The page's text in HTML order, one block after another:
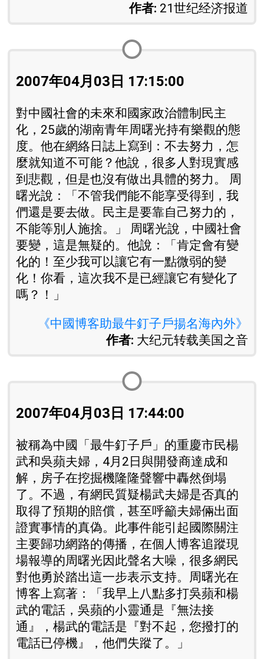
作者: 21世纪经济报道
2007年04月03日 17:15:00
對中國社會的未來和國家政治體制民主
化，25歲的湖南青年周曙光持有樂觀的態
度。他在網絡日誌上寫到：不去努力，怎
麼就知道不可能？他說，很多人對現實感
到悲觀，但是也沒有做出具體的努力。 周
曙光說：「不管我們能不能享受得到，我
們還是要去做。民主是要靠自己努力的，
不能等別人施捨。」 周曙光說，中國社會
要變，這是無疑的。他說：「肯定會有變
化的！至少我可以讓它有一點微弱的變
化！你看，這次我不是已經讓它有變化了
嗎？！」
《中國博客助最牛釘子戶揚名海內外》
作者: 大纪元转载美国之音
2007年04月03日 17:44:00
被稱為中國「最牛釘子戶」的重慶市民楊
武和吳蘋夫婦，4月2日與開發商達成和
解，房子在挖掘機隆隆聲響中轟然倒塌
了。不過，有網民質疑楊武夫婦是否真的
取得了預期的賠償，甚至呼籲夫婦倆出面
證實事情的真偽。此事件能引起國際關注
主要歸功網路的傳播，在個人博客追蹤現
場報導的周曙光因此聲名大噪，很多網民
對他勇於踏出這一步表示支持。周曙光在
博客上寫著：「我早上八點多打吳蘋和楊
武的電話，吳蘋的小靈通是『無法接
通』，楊武的電話是『對不起，您撥打的
電話已停機』，他們失蹤了。」